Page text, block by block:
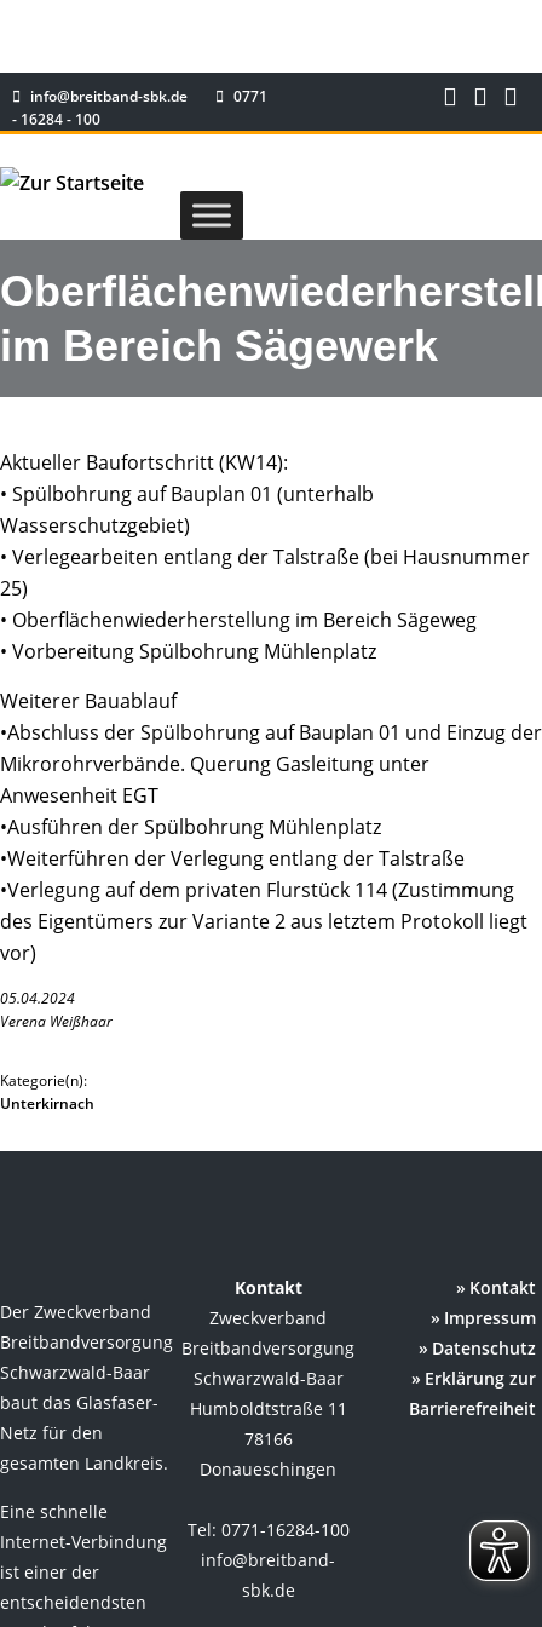
info@breitband-sbk.de
0771
- 16284 - 100
im Bereich Sägewerk
Aktueller Baufortschritt (KW14):
• Spülbohrung auf Bauplan 01 (unterhalb
Wasserschutzgebiet)
• Verlegearbeiten entlang der Talstraße (bei Hausnummer
25)
• Oberflächenwiederherstellung im Bereich Sägeweg
• Vorbereitung Spülbohrung Mühlenplatz
Weiterer Bauablauf
•Abschluss der Spülbohrung auf Bauplan 01 und Einzug der
Mikrorohrverbände. Querung Gasleitung unter
Anwesenheit EGT
•Ausführen der Spülbohrung Mühlenplatz
•Weiterführen der Verlegung entlang der Talstraße
•Verlegung auf dem privaten Flurstück 114 (Zustimmung
des Eigentümers zur Variante 2 aus letztem Protokoll liegt
vor)
05.04.2024
Verena Weißhaar
Kategorie(n):
Unterkirnach
Der Zweckverband
Breitbandversorgung
Schwarzwald-Baar
baut das Glasfaser-
Netz für den
gesamten Landkreis.
Eine schnelle
Internet-Verbindung
ist einer der
entscheidendsten
Kontakt
Zweckverband
Breitbandversorgung
Schwarzwald-Baar
Humboldtstraße 11
78166
Donaueschingen
Tel: 0771-16284-100
info@breitband-
sbk.de
Kontakt
Impressum
Datenschutz
Erklärung zur
Barrierefreiheit